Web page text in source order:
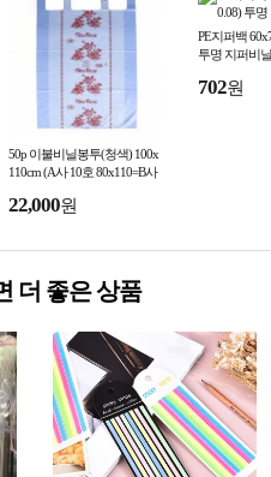
50p 이불비닐봉투(청색) 100x
110cm (A사 10호 80x110=B사
22,000원
PE지퍼백
투명 지퍼비
702원
더 좋은 상품